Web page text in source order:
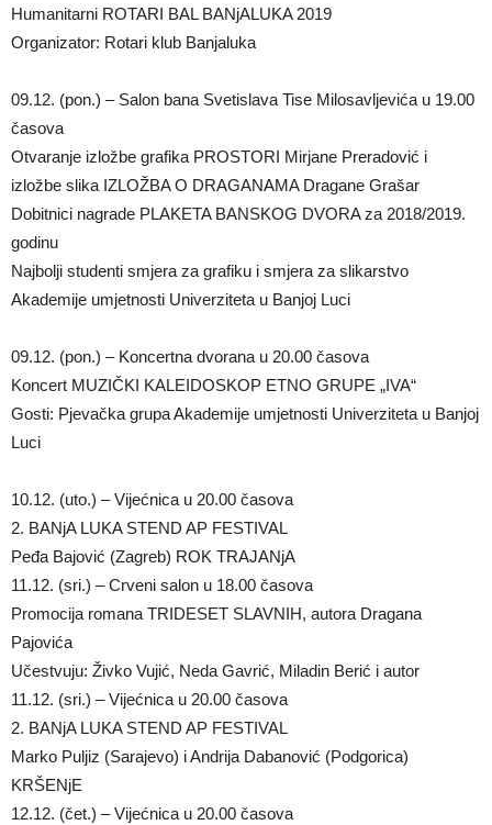
Humanitarni ROTARI BAL BANjALUKA 2019
Organizator: Rotari klub Banjaluka
09.12. (pon.) – Salon bana Svetislava Tise Milosavljevića u 19.00
časova
Otvaranje izložbe grafika PROSTORI Mirjane Preradović i
izložbe slika IZLOŽBA O DRAGANAMA Dragane Grašar
Dobitnici nagrade PLAKETA BANSKOG DVORA za 2018/2019.
godinu
Najbolji studenti smjera za grafiku i smjera za slikarstvo
Akademije umjetnosti Univerziteta u Banjoj Luci
09.12. (pon.) – Koncertna dvorana u 20.00 časova
Koncert MUZIČKI KALEIDOSKOP ETNO GRUPE „IVA“
Gosti: Pjevačka grupa Akademije umjetnosti Univerziteta u Banjoj
Luci
10.12. (uto.) – Vijećnica u 20.00 časova
2. BANjA LUKA STEND AP FESTIVAL
Peđa Bajović (Zagreb) ROK TRAJANjA
11.12. (sri.) – Crveni salon u 18.00 časova
Promocija romana TRIDESET SLAVNIH, autora Dragana
Pajovića
Učestvuju: Živko Vujić, Neda Gavrić, Miladin Berić i autor
11.12. (sri.) – Vijećnica u 20.00 časova
2. BANjA LUKA STEND AP FESTIVAL
Marko Puljiz (Sarajevo) i Andrija Dabanović (Podgorica)
KRŠENjE
12.12. (čet.) – Vijećnica u 20.00 časova